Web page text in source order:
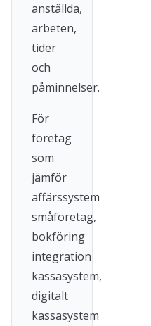
anställda,
arbeten,
tider
och
påminnelser.
För
företag
som
jämför
affärssystem
småföretag,
bokföring
integration
kassasystem,
digitalt
kassasystem